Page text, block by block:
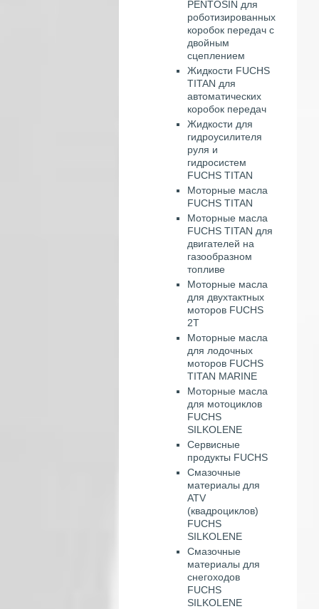
PENTOSIN для
роботизированных
коробок передач с
двойным
сцеплением
Жидкости FUCHS
TITAN для
автоматических
коробок передач
Жидкости для
гидроусилителя
руля и
гидросистем
FUCHS TITAN
Моторные масла
FUCHS TITAN
Моторные масла
FUCHS TITAN для
двигателей на
газообразном
топливе
Моторные масла
для двухтактных
моторов FUCHS
2T
Моторные масла
для лодочных
моторов FUCHS
TITAN MARINE
Моторные масла
для мотоциклов
FUCHS
SILKOLENE
Сервисные
продукты FUCHS
Смазочные
материалы для
ATV
(квадроциклов)
FUCHS
SILKOLENE
Смазочные
материалы для
снегоходов
FUCHS
SILKOLENE